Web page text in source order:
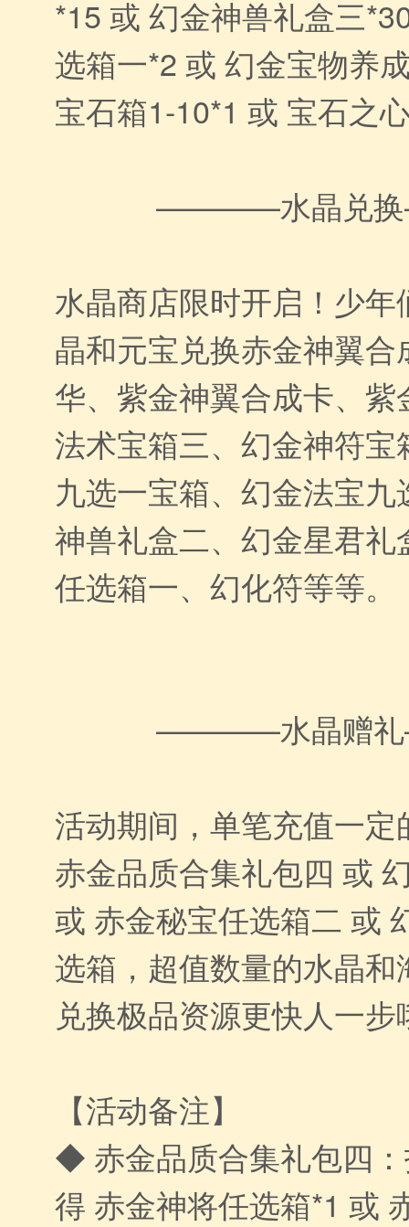
*15 或 幻金神兽礼盒三
选箱一*2 或 幻金宝物养
宝石箱1-10*1 或 宝石之
————水晶兑
水晶商店限时开启！少
晶和元宝兑换赤金神翼
华、紫金神翼合成卡、
法术宝箱三、幻金神符
九选一宝箱、幻金法宝
神兽礼盒二、幻金星君
任选箱一、幻化符等等。
————水晶赠
活动期间，单笔充值一
赤金品质合集礼包四 或
或 赤金秘宝任选箱二 或
选箱，超值数量的水晶
兑换极品资源更快人一步
【活动备注】
◆ 赤金品质合集礼包四
得 赤金神将任选箱*1 或